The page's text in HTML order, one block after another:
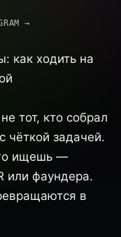
→
как ходить на
тот, кто собрал
чёткой задачей.
ищешь —
или фаундера.
в